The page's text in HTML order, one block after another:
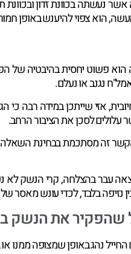
נעשתה בכוונת זדון
הוא צפוי להיענש באופן
פשוט יחסית בהיבטיה של
נגנב או נעלם.
אזי שייתכן במידה רבה
עלולים לסכן את הציבור הרחב.
זה מסתכמת בבחינת השאלה
עבר בהצלחה, קרי הנשק לא
נזיפה בלבד, לכדי עונש
שהפקיר את הנשק
נהג באופן שמצופה ממנו